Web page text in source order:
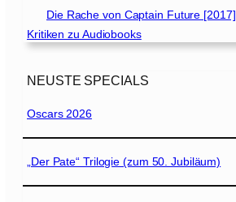
Die Rache von Captain Future [2017]
Kritiken zu Audiobooks
NEUSTE SPECIALS
Oscars 2026
„Der Pate“ Trilogie (zum 50. Jubiläum)